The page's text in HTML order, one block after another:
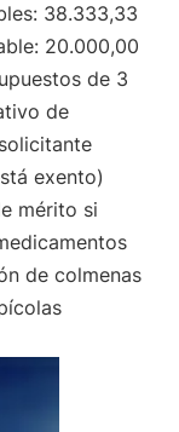
38.333,33
20.000,00
de 3
de
exento)
mérito si
de colmenas